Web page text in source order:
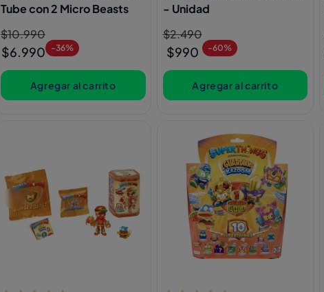
Tube con 2 Micro Beasts
Precio
habitual
$10.990
Precio
de
oferta
$6.990 -36%
Agregar al carrito
- Unidad
Precio
habitual
$2.490
Precio
de
oferta
$990 -60%
Agregar al carrito